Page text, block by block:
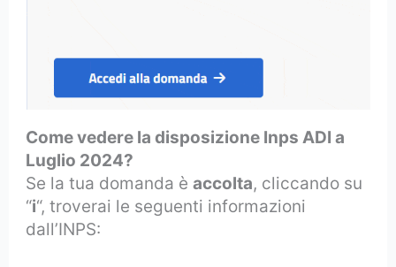
Come vedere la disposizione Inps ADI a
Luglio 2024?
Se la tua domanda èaccolta, cliccando su
“i“, troverai le seguenti informazioni
dall’INPS: